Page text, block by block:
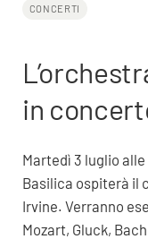
CONCERTI
in
Martedì 3 luglio
Basilica ospiterà il
Irvine. Verranno
Mozart, Gluck,